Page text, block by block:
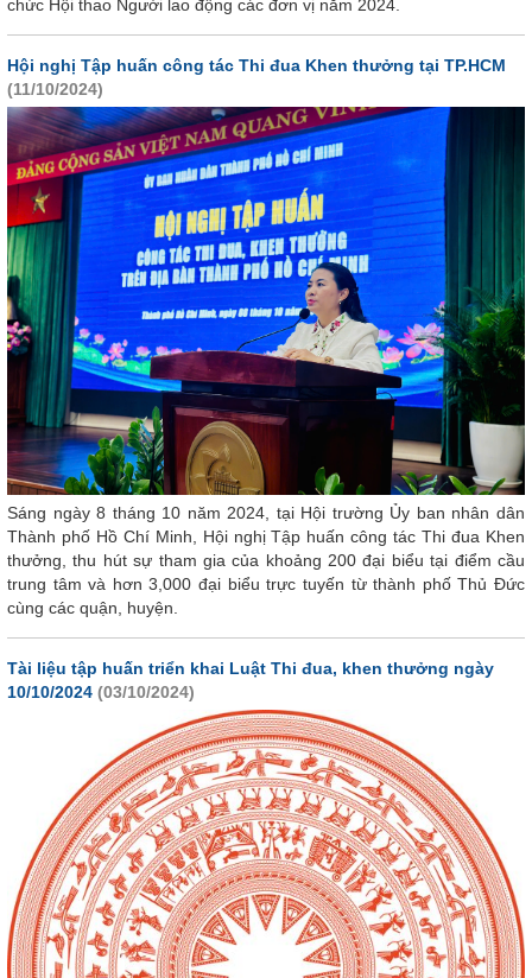
chức Hội thao Người lao động các đơn vị năm 2024.
Hội nghị Tập huấn công tác Thi đua Khen thưởng tại TP.HCM
(11/10/2024)
Sáng ngày 8 tháng 10 năm 2024, tại Hội trường Ủy ban nhân dân
Thành phố Hồ Chí Minh, Hội nghị Tập huấn công tác Thi đua Khen
thưởng, thu hút sự tham gia của khoảng 200 đại biểu tại điểm cầu
trung tâm và hơn 3,000 đại biểu trực tuyến từ thành phố Thủ Đức
cùng các quận, huyện.
Tài liệu tập huấn triển khai Luật Thi đua, khen thưởng ngày
10/10/2024 (03/10/2024)